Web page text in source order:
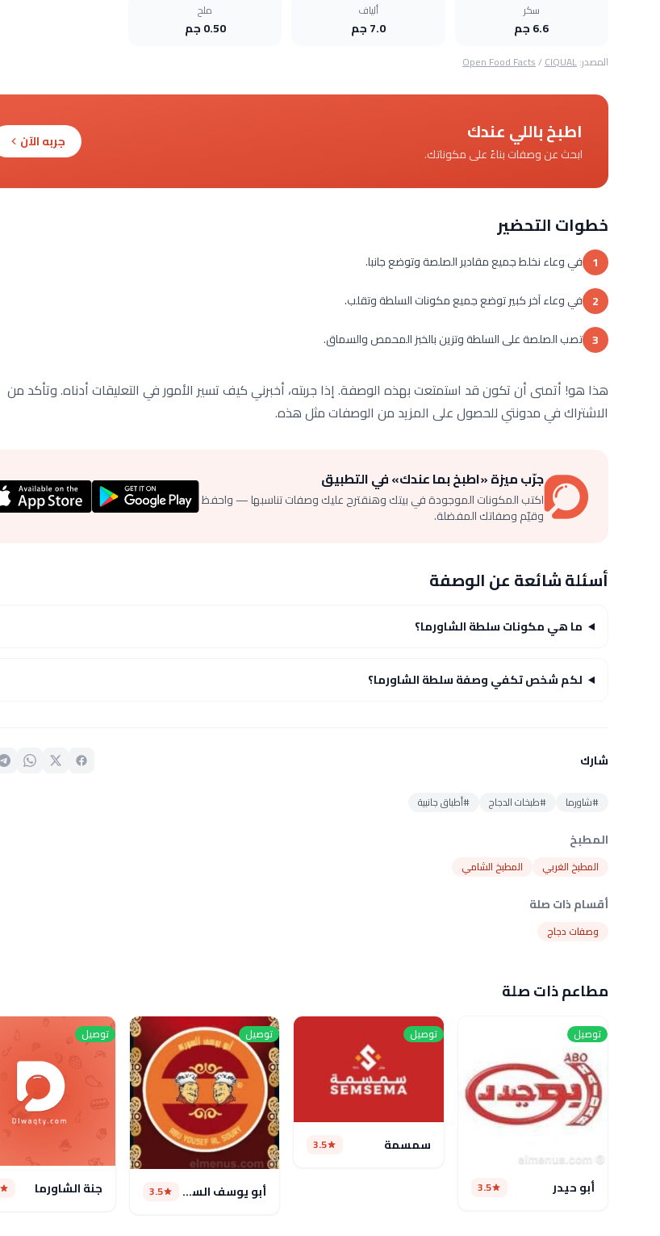
سكر
6.6 جم
ألياف
7.0 جم
ملح
0.50 جم
المصدر: Open Food Facts/CIQUAL
اطبخ باللي عندك
ابحث عن وصفات بناءً على مكوناتك.
جربه الآن
خطوات التحضير
1 في وعاء نخلط جميع مقادير الصلصة وتوضع جانبا.
2 في وعاء آخر كبير توضع جميع مكونات السلطة وتقلب.
3 تصب الصلصة على السلطة وتزين بالخبز المحمص والسماق.
هذا هو! أتمنى أن تكون قد استمتعت بهذه الوصفة. إذا جربته، أخبرني كيف تسير الأمور في التعليقات أدناه. وتأكد من
الاشتراك في مدونتي للحصول على المزيد من الوصفات مثل هذه.
جرّب ميزة «اطبخ بما عندك» في التطبيق
اكتب المكونات الموجودة في بيتك وهنقترح عليك وصفات تناسبها — واحفظ
وقيّم وصفاتك المفضلة.
أسئلة شائعة عن الوصفة
ما هي مكونات سلطة الشاورما؟
لكم شخص تكفي وصفة سلطة الشاورما؟
شارك
#شاورما #طبخات الدجاج #أطباق جانبية
المطبخ
المطبخ الغربي المطبخ الشامي
أقسام ذات صلة
وصفات دجاج
مطاعم ذات صلة
توصيل
أبو حيدر 3.5
توصيل
سمسمة 3.5
توصيل
أبو يوسف السورى 3.5
توصيل
جنة الشاورما